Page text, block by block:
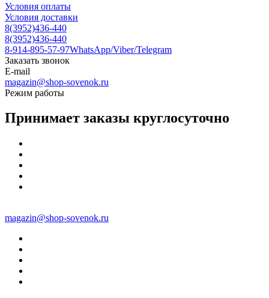
Условия оплаты
Условия доставки
8(3952)436-440
8(3952)436-440
8-914-895-57-97WhatsApp/Viber/Telegram
Заказать звонок
E-mail
magazin@shop-sovenok.ru
Режим работы
Принимает заказы круглосуточно
magazin@shop-sovenok.ru